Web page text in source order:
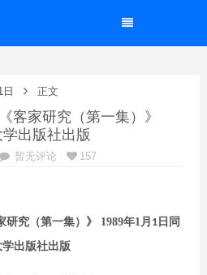
日 正文
客家研究（第一集）》
出版社出版
暂无评论 157
研究 （第一集） 》 1989年1月 1 日 同
学出版社出版